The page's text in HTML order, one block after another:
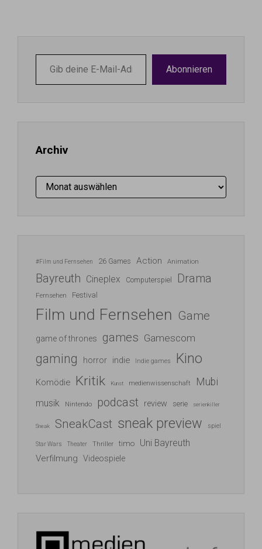
deine
E-
Abonnieren
Archiv
Archiv
#Film und Fernsehen 26 Games Action Animation
Bayreuth Cineplex Computerspiel Drama
Fernsehen Festival
Film und Fernsehen Game
game of thrones games Gamescom
gaming horror indie Indie games Kino
Komödie Kritik Kunst medienwissenschaft Mubi
musik Nintendo podcast review serie serienkiller
Sneak SneakCast sneak preview spiel
Star Wars Theater Thriller timo Uni Bayreuth
Verfilmung Videospiele